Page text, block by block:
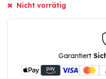
Nicht vorrätig
Garantiert